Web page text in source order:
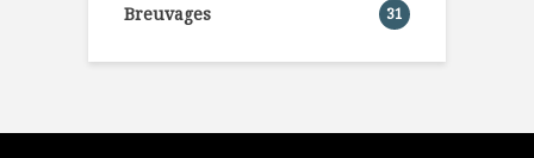
Breuvages 31